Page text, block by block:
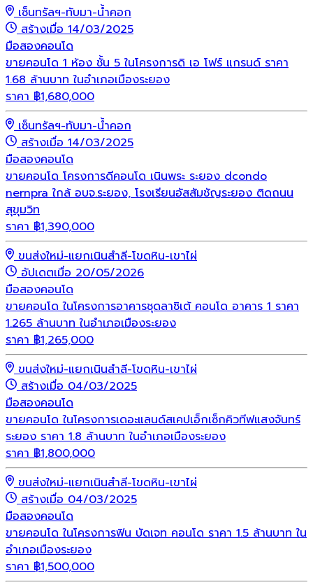
เซ็นทรัลฯ-ทับมา-น้ำคอก
สร้างเมื่อ 14/03/2025
มือสองคอนโด
ขายคอนโด 1 ห้อง ชั้น 5 ในโครงการดิ เอ โฟร์ แกรนด์ ราคา
1.68 ล้านบาท ในอำเภอเมืองระยอง
ราคา ฿1,680,000
เซ็นทรัลฯ-ทับมา-น้ำคอก
สร้างเมื่อ 14/03/2025
มือสองคอนโด
ขายคอนโด โครงการดีคอนโด เนินพระ ระยอง dcondo
nernpra ใกล้ อบจ.ระยอง, โรงเรียนอัสสัมชัญระยอง ติดถนน
สุขุมวิท
ราคา ฿1,390,000
ขนส่งใหม่-แยกเนินสำลี-โขดหิน-เขาไผ่
อัปเดตเมื่อ 20/05/2026
มือสองคอนโด
ขายคอนโด ในโครงการอาคารชุดลาซิเต้ คอนโด อาคาร 1 ราคา
1.265 ล้านบาท ในอำเภอเมืองระยอง
ราคา ฿1,265,000
ขนส่งใหม่-แยกเนินสำลี-โขดหิน-เขาไผ่
สร้างเมื่อ 04/03/2025
มือสองคอนโด
ขายคอนโด ในโครงการเดอะแลนด์สเคปเอ็กเซ็กคิวทีฟแสงจันทร์
ระยอง ราคา 1.8 ล้านบาท ในอำเภอเมืองระยอง
ราคา ฿1,800,000
ขนส่งใหม่-แยกเนินสำลี-โขดหิน-เขาไผ่
สร้างเมื่อ 04/03/2025
มือสองคอนโด
ขายคอนโด ในโครงการฟิน บัดเจท คอนโด ราคา 1.5 ล้านบาท ใน
อำเภอเมืองระยอง
ราคา ฿1,500,000